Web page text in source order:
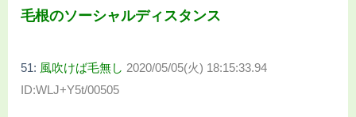
毛根のソーシャルディスタンス
51: 風吹けば毛無し 2020/05/05(火) 18:15:33.94
ID:WLJ+Y5t/00505